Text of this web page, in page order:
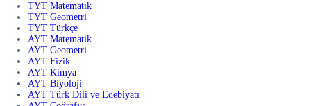
TYT Matematik
TYT Geometri
TYT Türkçe
AYT Matematik
AYT Geometri
AYT Fizik
AYT Kimya
AYT Biyoloji
AYT Türk Dili ve Edebiyatı